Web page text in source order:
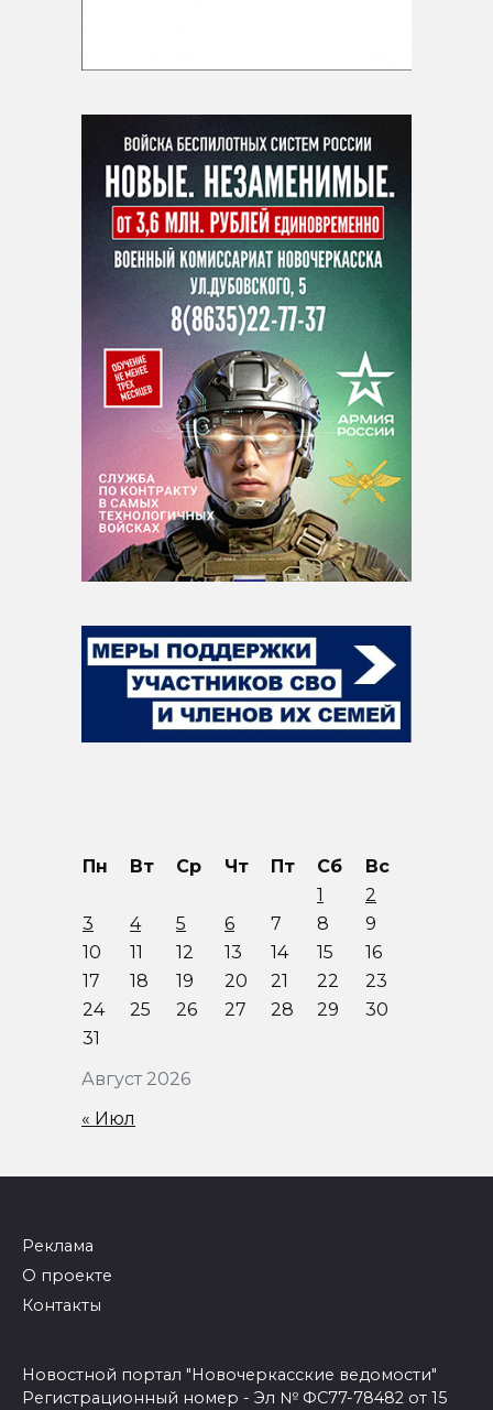
Август 2026
Пн Вт Ср Чт Пт Сб
Вс
1
2
3
4 5 6 7 8
9
10
11 12 13 14 15
16
17
18 19 20 21 22
23
24
25 26 27 28 29
30
31
« Июл
Реклама
О проекте
Контакты
Новостной портал "Новочеркасские ведомости"
Регистрационный номер - Эл № ФС77-78482 от 15